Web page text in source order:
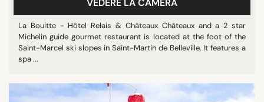
VEDERE LA CAMERA
La Bouitte - Hôtel Relais & Châteaux Châteaux and a 2 star
Michelin guide gourmet restaurant is located at the foot of the
Saint-Marcel ski slopes in Saint-Martin de Belleville. It features a
spa ...